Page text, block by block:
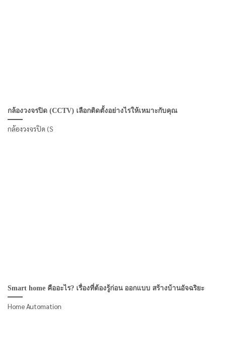
กล้องวงจรปิด (CCTV) เลือกติดตั้งอย่างไรให้เหมาะกับคุณ
กล้องวงจรปิด (S
Smart home คืออะไร? เรื่องที่ต้องรู้ก่อน ออกแบบ สร้างบ้านอัจฉริยะ
Home Automation